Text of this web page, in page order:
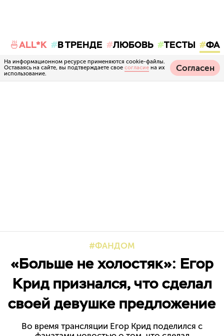
🍜ALL*K В ТРЕНДЕ ЛЮБОВЬ ТЕСТЫ
На информационном ресурсе применяются cookie-файлы.
Оставаясь на сайте, вы подтверждаете свое согласие на их
использование.
Согласен
ФАНДОМ
«Больше не холостяк»: Егор
Крид признался, что сделал
своей девушке предложение
Во время трансляции Егор Крид поделился с